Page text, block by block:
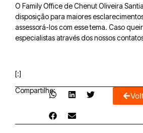
O Family Office de Chenut Oliveira
disposição para maiores
assessorá-los com esse tema. Caso
especialistas através dos nossos
[:]
Compartilhe: